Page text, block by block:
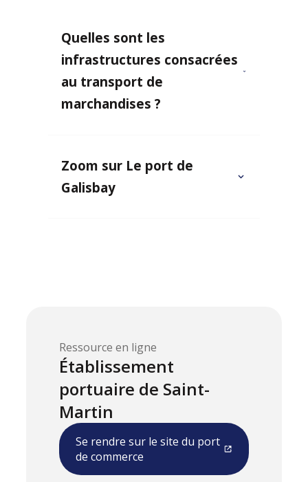
Quelles sont les
infrastructures consacrées
au transport de
marchandises ?
Zoom sur Le port de
Galisbay
Ressource en ligne
Établissement
portuaire de Saint-
Martin
Se rendre sur le site du port
de commerce